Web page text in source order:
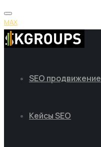
MAX
SEO продвижение
Кейсы SEO